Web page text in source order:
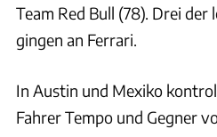
Team Red Bull (78). Drei der
gingen an Ferrari.
In Austin und Mexiko
Fahrer Tempo und Gegner